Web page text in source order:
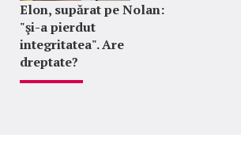
Elon, supărat pe Nolan:
"şi-a pierdut
integritatea". Are
dreptate?